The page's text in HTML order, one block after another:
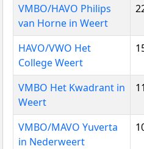
VMBO/HAVO Philips
van Horne in Weert
HAVO/VWO Het
College Weert
VMBO Het Kwadrant in
Weert
VMBO/MAVO Yuverta
in Nederweert